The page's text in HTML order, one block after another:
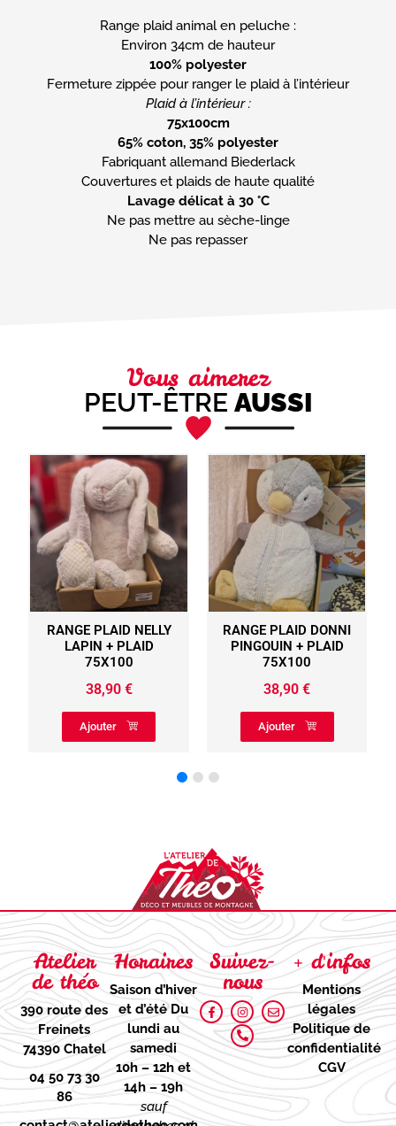
Range plaid animal en peluche :
100% polyester
Plaid à l’intérieur :
75x100cm
65% coton, 35% polyester
Fabriquant allemand Biederlack
Lavage délicat à 30 °C
Ne pas mettre au sèche-linge
Ne pas repasser
Vous aimerez
PEUT-ÊTRE AUSSI
RANGE PLAID NELLY
LAPIN + PLAID
75X100
38,90 €
Ajouter
RANGE PLAID DONNI
PINGOUIN + PLAID
75X100
38,90€
Ajouter
Atelier
de théo
390 route des
Freinets
74390 Chatel
04 50 73 30
86
Horaires
Saison d’hiver
et d’étéDu
lundi au
samedi
10h – 12h et
14h – 19h
sauf
Suivez-
nous
+ d'infos
Mentions
légales
Politique de
confidentialité
CGV